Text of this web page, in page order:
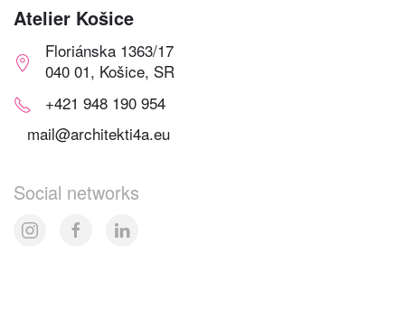
Atelier Košice
Floriánska 1363/17
040 01, Košice, SR
+421 948 190 954
mail@architekti4a.eu
Social networks